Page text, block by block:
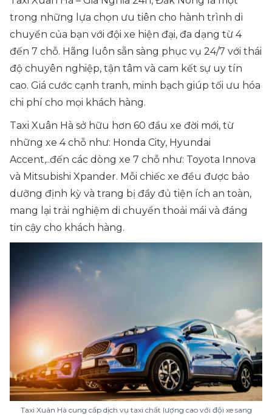
trong những lựa chọn ưu tiên cho hành trình di
chuyển của bạn với đội xe hiện đại, đa dạng từ 4
đến 7 chỗ. Hãng luôn sẵn sàng phục vụ 24/7 với thái
độ chuyên nghiệp, tận tâm và cam kết sự uy tín
cao. Giá cước cạnh tranh, minh bạch giúp tối ưu hóa
chi phí cho mọi khách hàng.
Taxi Xuân Hà sở hữu hơn 60 đầu xe đời mới, từ
những xe 4 chỗ như: Honda City, Hyundai
Accent,..đến các dòng xe 7 chỗ như: Toyota Innova
và Mitsubishi Xpander. Mỗi chiếc xe đều được bảo
dưỡng định kỳ và trang bị đầy đủ tiện ích an toàn,
mang lại trải nghiệm di chuyển thoải mái và đáng
tin cậy cho khách hàng.
Taxi Xuân Hà cung cấp dịch vụ taxi chất lượng cao với đội xe sang